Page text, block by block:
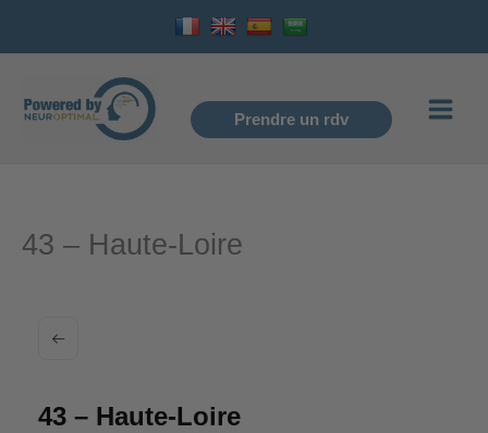
Prendre un rdv
43 – Haute-Loire
43 – Haute-Loire